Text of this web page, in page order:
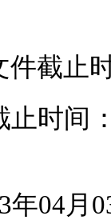
截止时
间：
04月